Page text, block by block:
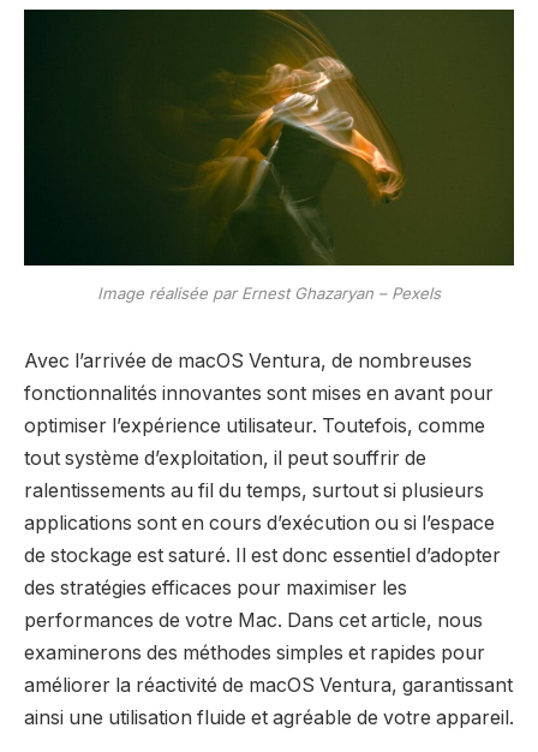
Image réalisée par Ernest Ghazaryan – Pexels
Avec l’arrivée de macOS Ventura, de nombreuses
fonctionnalités innovantes sont mises en avant pour
optimiser l’expérience utilisateur. Toutefois, comme
tout système d’exploitation, il peut souffrir de
ralentissements au fil du temps, surtout si plusieurs
applications sont en cours d’exécution ou si l’espace
de stockage est saturé. Il est donc essentiel d’adopter
des stratégies efficaces pour maximiser les
performances de votre Mac. Dans cet article, nous
examinerons des méthodes simples et rapides pour
améliorer la réactivité de macOS Ventura, garantissant
ainsi une utilisation fluide et agréable de votre appareil.